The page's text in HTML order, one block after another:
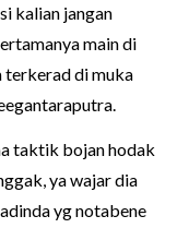
kalian jangan
main di
terkerad di muka
taktik bojan hodak
ya wajar dia
yg notabene